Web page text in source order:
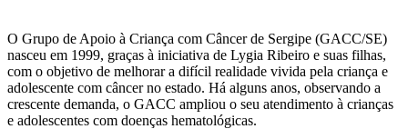
O Grupo de Apoio à Criança com Câncer de Sergipe (GACC/SE)
nasceu em 1999, graças à iniciativa de Lygia Ribeiro e suas filhas,
com o objetivo de melhorar a difícil realidade vivida pela criança e
adolescente com câncer no estado. Há alguns anos, observando a
crescente demanda, o GACC ampliou o seu atendimento à crianças
e adolescentes com doenças hematológicas.